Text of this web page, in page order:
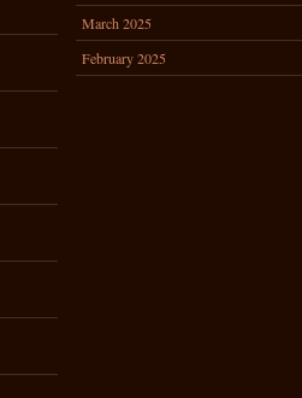
March 2025
February 2025